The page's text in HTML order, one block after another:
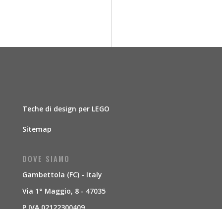
Teche di design per LEGO
Sitemap
DOVE SIAMO
Gambettola (FC) - Italy
Via 1° Maggio, 8 - 47035